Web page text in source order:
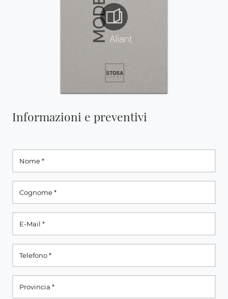
Informazioni e preventivi